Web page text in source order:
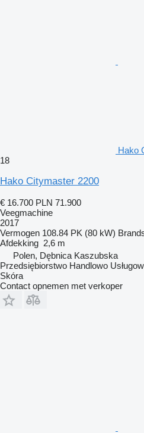
Hako
18
Hako Citymaster 2200
€ 16.700 PLN 71.900
Veegmachine
2017
Vermogen 108.84 PK (80 kW)
Afdekking 2,6 m
Polen, Dębnica Kaszubska
Przedsiębiorstwo Handlowo
Skóra
Contact opnemen met verkoper